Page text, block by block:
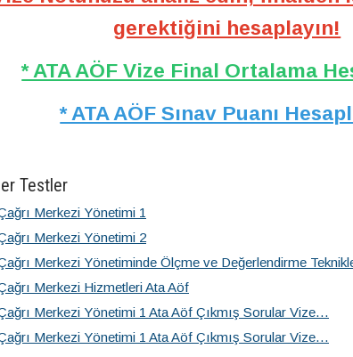
gerektiğini hesaplayın!
* ATA AÖF Vize Final Ortalama
* ATA AÖF Sınav Puanı
Testler
Merkezi Yönetimi 1
Merkezi Yönetimi 2
Merkezi Yönetiminde Ölçme ve Değerlendirme
Merkezi Hizmetleri Ata Aöf
Merkezi Yönetimi 1 Ata Aöf Çıkmış Sorular Vize…
Merkezi Yönetimi 1 Ata Aöf Çıkmış Sorular Vize…